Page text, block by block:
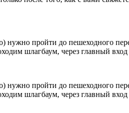
пройти до пешеходного
шлагбаум, через главный
пройти до пешеходного
шлагбаум, через главный